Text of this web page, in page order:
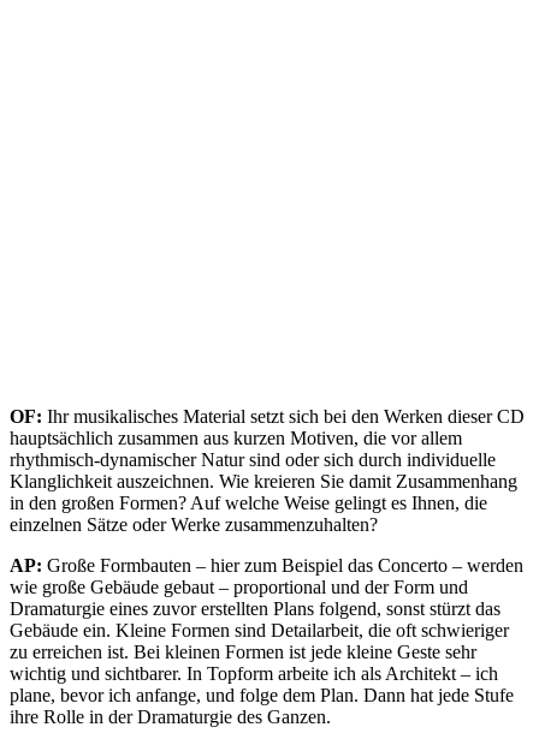
OF: Ihr musikalisches Material setzt sich bei den Werken dieser CD
hauptsächlich zusammen aus kurzen Motiven, die vor allem
rhythmisch-dynamischer Natur sind oder sich durch individuelle
Klanglichkeit auszeichnen. Wie kreieren Sie damit Zusammenhang
in den großen Formen? Auf welche Weise gelingt es Ihnen, die
einzelnen Sätze oder Werke zusammenzuhalten?
AP: Große Formbauten – hier zum Beispiel das Concerto – werden
wie große Gebäude gebaut – proportional und der Form und
Dramaturgie eines zuvor erstellten Plans folgend, sonst stürzt das
Gebäude ein. Kleine Formen sind Detailarbeit, die oft schwieriger
zu erreichen ist. Bei kleinen Formen ist jede kleine Geste sehr
wichtig und sichtbarer. In Topform arbeite ich als Architekt – ich
plane, bevor ich anfange, und folge dem Plan. Dann hat jede Stufe
ihre Rolle in der Dramaturgie des Ganzen.